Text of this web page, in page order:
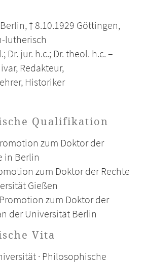
† 8.10.1929 Göttingen,
lutherisch
Dr. jur. h.c.; Dr. theol. h.c. –
Redakteur,
Historiker
Qualifikation
zum Doktor der
in Berlin
zum Doktor der Rechte
Gießen
zum Doktor der
der Universität Berlin
Vita
· Philosophische